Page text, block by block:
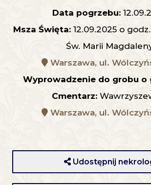
Data pogrzebu:
Msza Święta: 12.09.2025 o
Św. Marii
Warszawa, ul.
Wyprowadzenie do grobu o
Cmentarz:
Warszawa, ul.
Udostępnij